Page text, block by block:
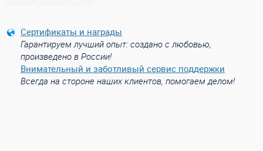
Сертификаты и награды
Гарантируем лучший опыт: создано с любовью,
произведено в России!
Внимательный и заботливый сервис поддержки
Всегда на стороне наших клиентов, помогаем делом!